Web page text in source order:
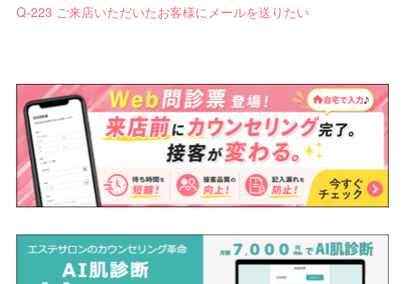
Q-223 ご来店いただいたお客様にメールを送りたい